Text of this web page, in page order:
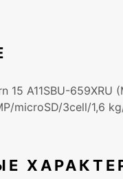
15 A11SBU-
microSD/3cell/1,6